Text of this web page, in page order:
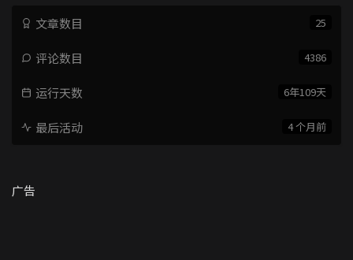
25
文章数目
4386
评论数目
6年109天
运行天数
4 个月前
最后活动
广告